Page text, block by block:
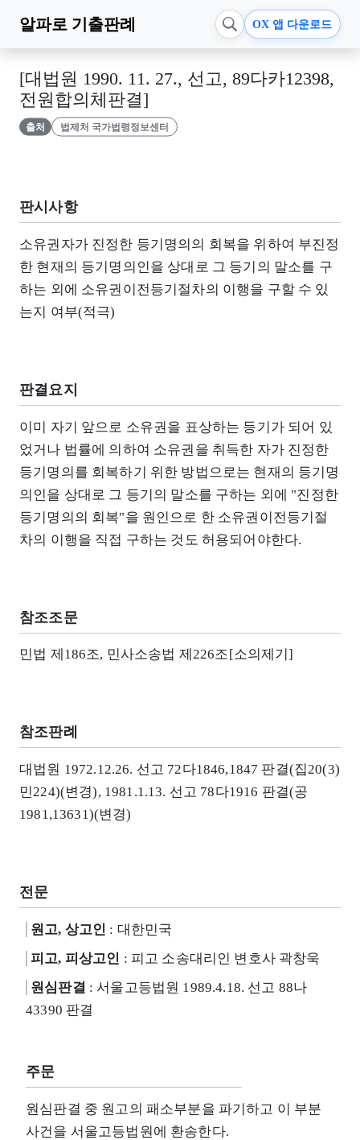
알파로 기출판례 OX 앱 다운로드
[대법원 1990. 11. 27., 선고, 89다카12398,
전원합의체판결]
출처 법제처 국가법령정보센터
판시사항
소유권자가 진정한 등기명의의 회복을 위하여 부진정
한 현재의 등기명의인을 상대로 그 등기의 말소를 구
하는 외에 소유권이전등기절차의 이행을 구할 수 있
는지 여부(적극)
판결요지
이미 자기 앞으로 소유권을 표상하는 등기가 되어 있
었거나 법률에 의하여 소유권을 취득한 자가 진정한
등기명의를 회복하기 위한 방법으로는 현재의 등기명
의인을 상대로 그 등기의 말소를 구하는 외에 "진정한
등기명의의 회복"을 원인으로 한 소유권이전등기절
차의 이행을 직접 구하는 것도 허용되어야한다.
참조조문
민법 제186조, 민사소송법 제226조[소의제기]
참조판례
대법원 1972.12.26. 선고 72다1846,1847 판결(집20(3)
민224)(변경), 1981.1.13. 선고 78다1916 판결(공
1981,13631)(변경)
전문
원고, 상고인 : 대한민국
피고, 피상고인 : 피고 소송대리인 변호사 곽창욱
원심판결 : 서울고등법원 1989.4.18. 선고 88나
43390 판결
주문
원심판결 중 원고의 패소부분을 파기하고 이 부분
사건을 서울고등법원에 환송한다.